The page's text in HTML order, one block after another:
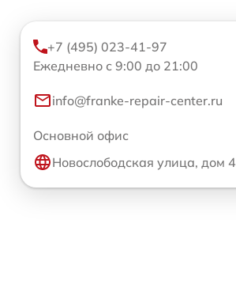
+7 (495) 023-41-97
Ежедневно с 9:00 до 21:00
info@franke-repair-center.ru
Основной офис
Новослободская улица, дом 4